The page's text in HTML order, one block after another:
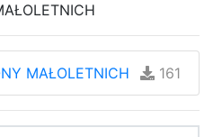
MAŁOLETNICH 161